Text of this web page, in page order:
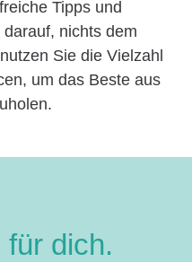
Tipps und
nichts dem
Sie die Vielzahl
um das Beste aus
dich.